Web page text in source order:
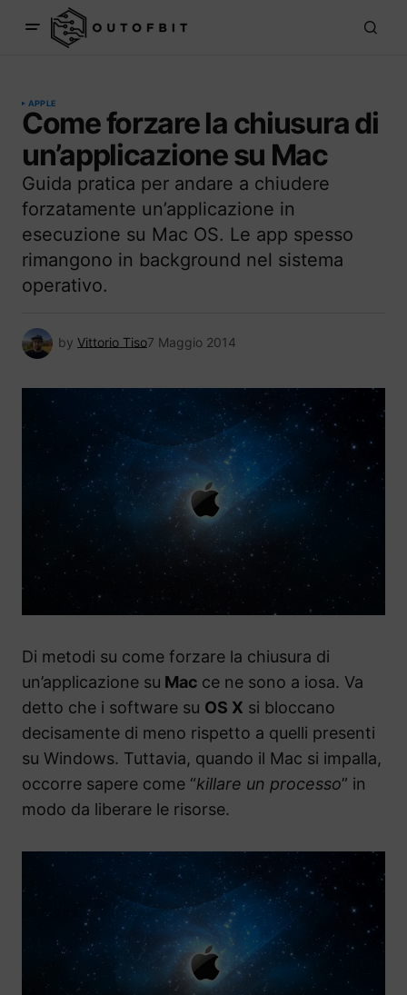
APPLE
Come forzare la chiusura di
un’applicazione su Mac
Guida pratica per andare a chiudere
forzatamente un’applicazione in
esecuzione su Mac OS. Le app spesso
rimangono in background nel sistema
operativo.
by Vittorio Tiso7 Maggio 2014
Di metodi su come forzare la chiusura di
un’applicazione su Mac ce ne sono a iosa. Va
detto che i software su OS X si bloccano
decisamente di meno rispetto a quelli presenti
su Windows. Tuttavia, quando il Mac si impalla,
occorre sapere come “killare un processo” in
modo da liberare le risorse.